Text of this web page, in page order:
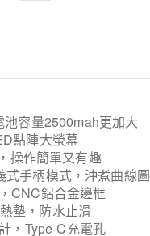
容量2500mah更加大
點陣大螢幕
操作簡單又有趣
手柄模式，沖煮曲線圖
CNC鋁合金邊框
墊，防水止滑
，Type-C充電孔